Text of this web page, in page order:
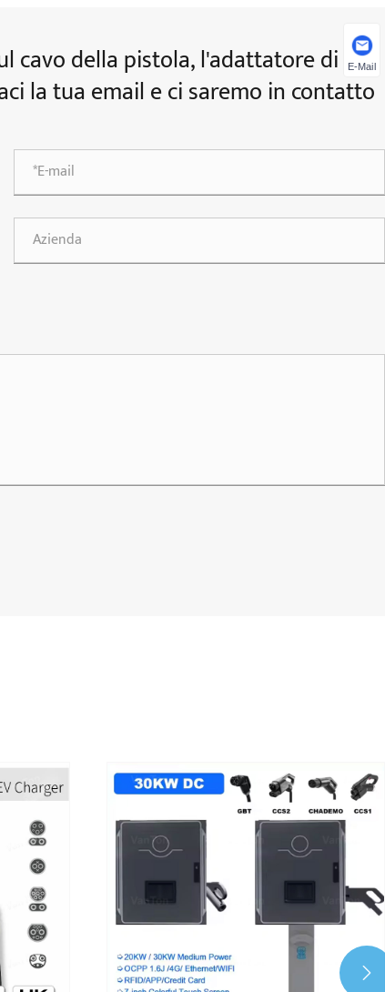
cavo della pistola, l'adattatore di
la tua email e ci saremo in contatto

E-Mail